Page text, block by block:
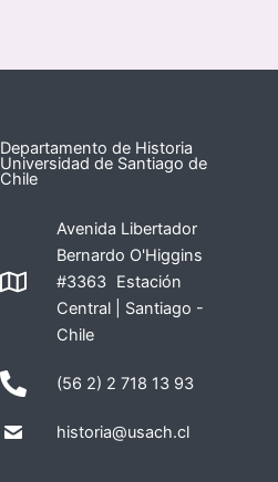
Departamento de Historia
Universidad de Santiago de
Chile
Avenida Libertador
Bernardo O'Higgins
#3363 Estación
Central | Santiago -
Chile
(56 2) 2 718 13 93
historia@usach.cl